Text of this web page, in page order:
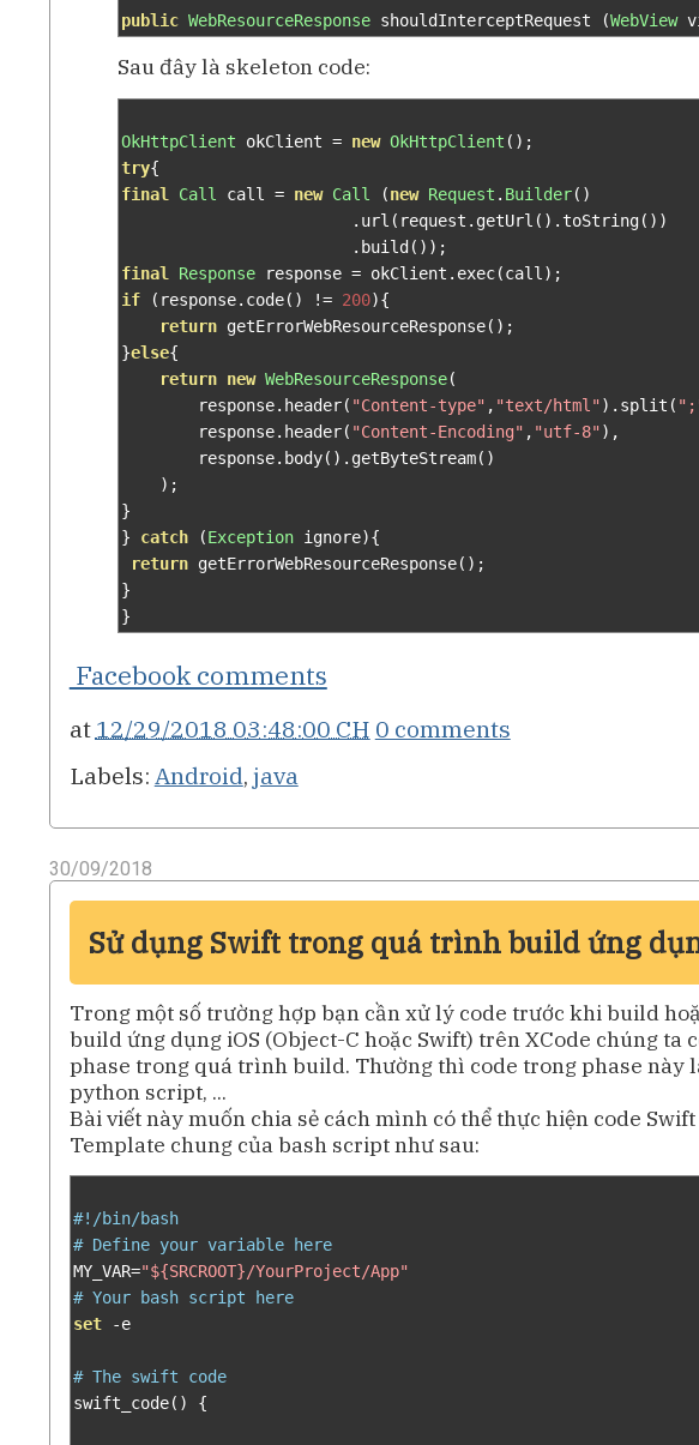
public WebResourceResponse shouldInterceptRequest (WebView
Sau đây là skeleton code:
OkHttpClient okClient = new OkHttpClient ();
try{
final
Call call = new Call (new Request . Builder()
. url ( request . getUrl (). toString())
. build ());
final
Response response = okClient . exec(call );
if
( response. code() != 200){
return getErrorWebResourceResponse();
}else{
return new WebResourceResponse(
        response
. header( "Content-type" , "text/html"). split (
        response
. header( "Content-Encoding" , "utf-8"),
        response
. body(). getByteStream()
);
}
}
catch (Exception ignore){
return getErrorWebResourceResponse();
}
}
Facebook comments
at 12/29/2018 03:48:00 CH 0 comments
Labels: Android, java
30/09/2018
Sử dụng Swift trong quá trình build ứng
Trong một số trường hợp bạn cần xử lý code trước khi build
build ứng dụng iOS (Object-C hoặc Swift) trên XCode chúng ta
phase trong quá trình build. Thường thì code trong phase này
python script, ...
Bài viết này muốn chia sẻ cách mình có thể thực hiện code
Template chung của bash script như sau:
#!/bin/bash
# Define your variable here
MY_VAR="${SRCROOT}/YourProject/App"
# Your bash script here
set
-e
# The swift code
swift_code() {